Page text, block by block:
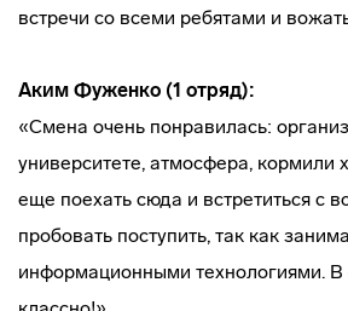
встречи со всеми ребятами и
Аким Фуженко (1 отряд):
«Смена очень понравилась:
университете, атмосфера, кормили
еще поехать сюда и встретиться с
пробовать поступить, так как
информационными технологиями.